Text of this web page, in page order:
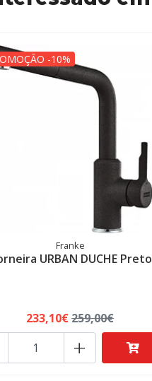
-10%
Franke
URBAN DUCHE Preto
233,10€259,00€
+